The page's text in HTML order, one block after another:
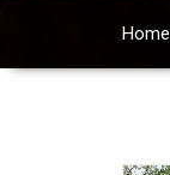
Home